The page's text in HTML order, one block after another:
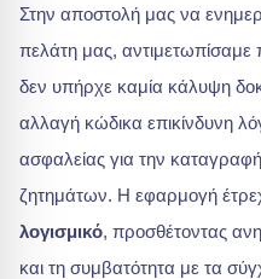
Στην αποστολή μας να
πελάτη μας,
δεν υπήρχε καμία κάλυψη
αλλαγή κώδικα επικίνδυνη
ασφαλείας για την
ζητημάτων. Η εφαρμογή
λογισμικό, προσθέτοντας
και τη συμβατότητα με τα